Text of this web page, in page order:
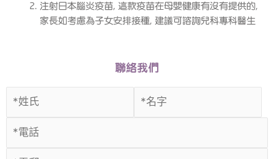
注射日本腦炎疫苗, 這款疫苗在母嬰健康有沒有提供的,
家長如考慮為子女安排接種, 建議可諮詢兒科專科醫生
聯絡我們